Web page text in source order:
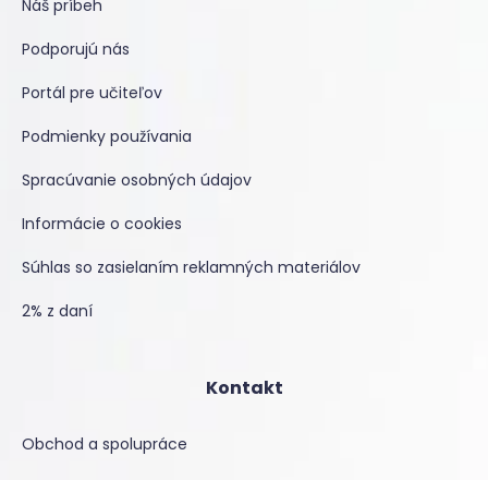
Náš príbeh
Podporujú nás
Portál pre učiteľov
Podmienky používania
Spracúvanie osobných údajov
Informácie o cookies
Súhlas so zasielaním reklamných materiálov
2% z daní
Kontakt
Obchod a spolupráce